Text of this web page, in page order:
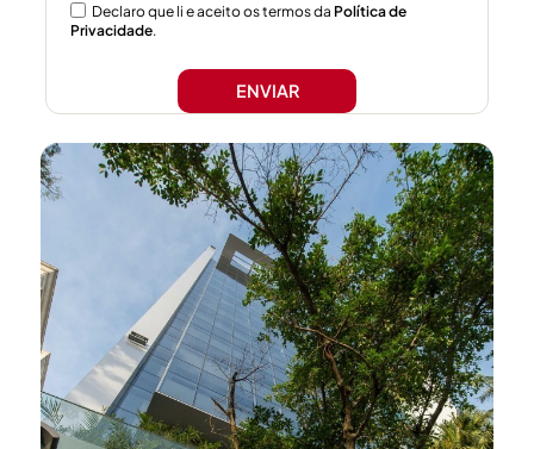
Declaro que li e aceito os termos da Política de
Privacidade.